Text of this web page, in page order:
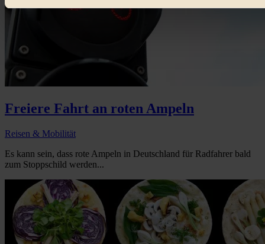
Freiere Fahrt an roten Ampeln
Reisen & Mobilität
Es kann sein, dass rote Ampeln in Deutschland für Radfahrer bald
zum Stoppschild werden...